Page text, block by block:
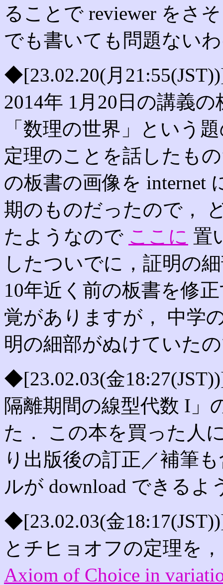
ることで reviewer をさ
でも書いても問題ない
◆[23.02.20(月
2014年 1月20日の講義
「数理の世界」という
定理のことを話したも
の板書の画像を internet
期のものだったので，
たようなので ここに 置
したついでに，証明の
10年近く前の板書を修
覚がありますが， 中学
明の細部がぬけていた
◆[23.02.03(金
隔離期間の線型代数 I」
た． この本を買った人
り出版後の訂正／補筆
ルが download できるよ
◆[23.02.03(金
とチヒョオフの定理を
Axiom of Choice in